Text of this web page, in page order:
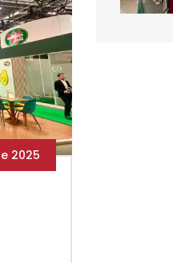
2025